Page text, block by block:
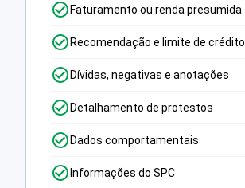
Faturamento ou renda presumida
Recomendação e limite de crédito
Dívidas, negativas e anotações
Detalhamento de protestos
Dados comportamentais
Informações do SPC